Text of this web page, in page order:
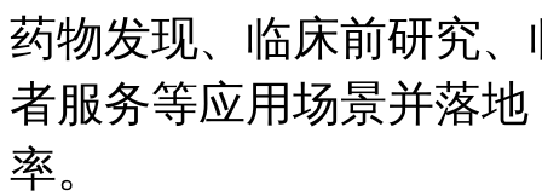
药物发现、临床前研究
者服务等应用场景并落地
率。